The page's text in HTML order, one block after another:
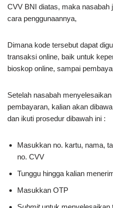
CVV BNI diatas, maka nasabah
cara penggunaannya,
Dimana kode tersebut dapat
transaksi online, baik untuk
bioskop online, sampai
Setelah nasabah
pembayaran, kalian akan
dan ikuti prosedur dibawah ini :
Masukkan no. kartu, nama,
no. CVV
Tunggu hingga kalian
Masukkan OTP